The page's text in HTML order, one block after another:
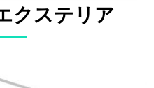
クステリア